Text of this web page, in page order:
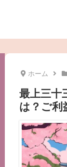
ホーム
最上三十
は？ご利